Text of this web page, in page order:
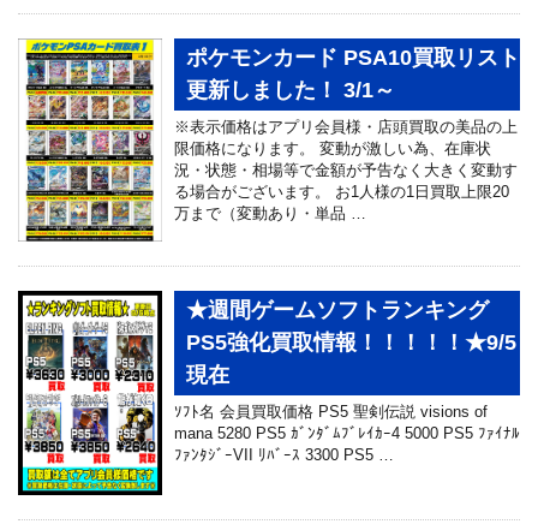
ポケモンカード PSA10買取リスト
更新しました！ 3/1～
※表示価格はアプリ会員様・店頭買取の美品の上
限価格になります。 変動が激しい為、在庫状
況・状態・相場等で金額が予告なく大きく変動す
る場合がございます。 お1人様の1日買取上限20
万まで（変動あり・単品 …
★週間ゲームソフトランキング
PS5強化買取情報！！！！！★9/5
現在
ｿﾌﾄ名 会員買取価格 PS5 聖剣伝説 visions of
mana 5280 PS5 ｶﾞﾝﾀﾞﾑﾌﾞﾚｲｶｰ4 5000 PS5 ﾌｧｲﾅﾙ
ﾌｧﾝﾀｼﾞｰVII ﾘﾊﾞｰｽ 3300 PS5 …